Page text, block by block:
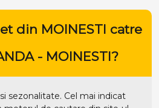
din MOINESTI catre
- MOINESTI?
sezonalitate. Cel mai indicat